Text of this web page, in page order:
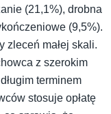
(21,1%), drobna
(9,5%).
zleceń małej skali.
z szerokim
terminem
stosuje opłatę